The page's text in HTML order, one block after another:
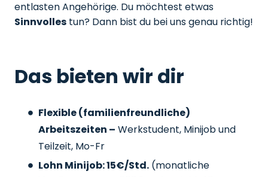
entlasten Angehörige. Du möchtest etwas
Sinnvolles tun? Dann bist du bei uns genau richtig!
Das bieten wir dir
Flexible (familienfreundliche)
Arbeitszeiten – Werkstudent, Minijob und
Teilzeit, Mo-Fr
Lohn Minijob: 15€/Std. (monatliche